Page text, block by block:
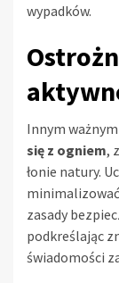
wypadków.
Innym
się z ogniem,
łonie natury.
zasady
podkreślając
świadomości